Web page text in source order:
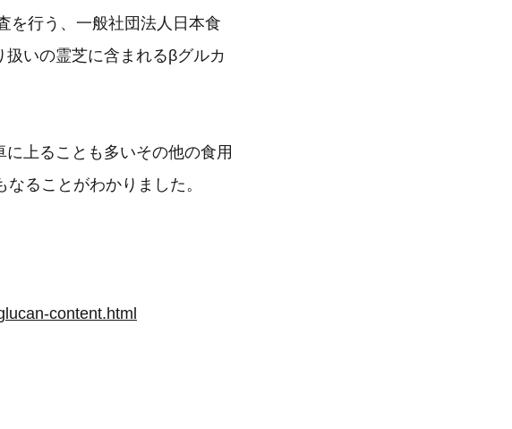
を行う、一般社団法人日本食
いの霊芝に含まれるβグルカ
上ることも多いその他の食用
ることがわかりました。
content.html